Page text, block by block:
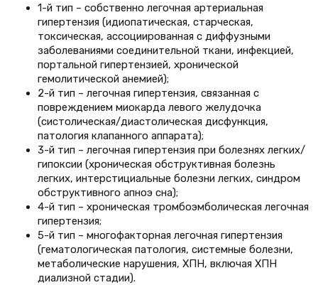
1-й тип – собственно легочная артериальная
гипертензия (идиопатическая, старческая,
токсическая, ассоциированная с диффузными
заболеваниями соединительной ткани, инфекцией,
портальной гипертензией, хронической
гемолитической анемией);
2-й тип – легочная гипертензия, связанная с
повреждением миокарда левого желудочка
(систолическая/диастолическая дисфункция,
патология клапанного аппарата);
3-й тип – легочная гипертензия при болезнях легких/
гипоксии (хроническая обструктивная болезнь
легких, интерстициальные болезни легких, синдром
обструктивного апноэ сна);
4-й тип – хроническая тромбоэмболическая легочная
гипертензия;
5-й тип – многофакторная легочная гипертензия
(гематологическая патология, системные болезни,
метаболические нарушения, ХПН, включая ХПН
диализной стадии).